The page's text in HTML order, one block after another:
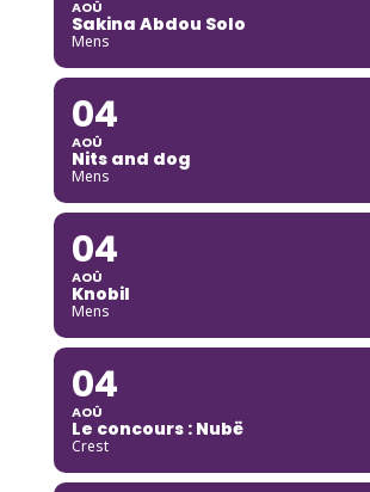
AOÛ
Sakina Abdou Solo
Mens
04
AOÛ
Nits and dog
Mens
04
AOÛ
Knobil
Mens
04
AOÛ
Le concours : Nubë
Crest